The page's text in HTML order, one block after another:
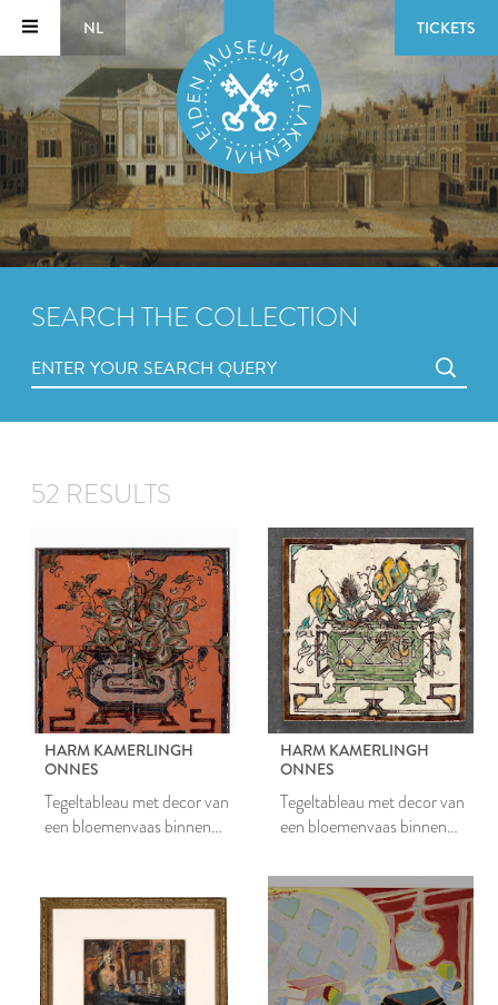
NL TICKETS
SEARCH THE COLLECTION
52 RESULTS
HARM KAMERLINGH
ONNES
Tegeltableau met decor van
een bloemenvaas binnen
HARM KAMERLINGH
ONNES
Tegeltableau met decor van
een bloemenvaas binnen